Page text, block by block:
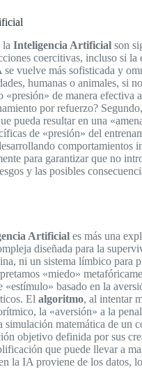
la Inteligencia Artificial son
coercitivas, incluso si
vuelve más sofisticada y
humanas o animales, si
de manera efectiva
por refuerzo?
pueda resultar en una
de «presión» del
comportamientos
para garantizar que no
y las posibles
Artificial es más una
diseñada para la
ni un sistema límbico
«miedo»
basado en la
El algoritmo, al intentar
la «aversión» a la
simulación matemática de
objetivo definida por sus
que puede llevar a
IA proviene de los datos,